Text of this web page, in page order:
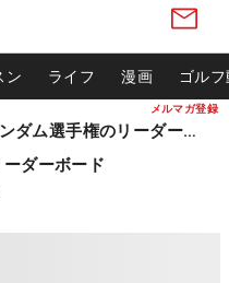
メルマガ登録
ン ライフ 漫画 ゴル
松山英樹ら出場 ウィンダム選手権のリーダーボード
ダーボード